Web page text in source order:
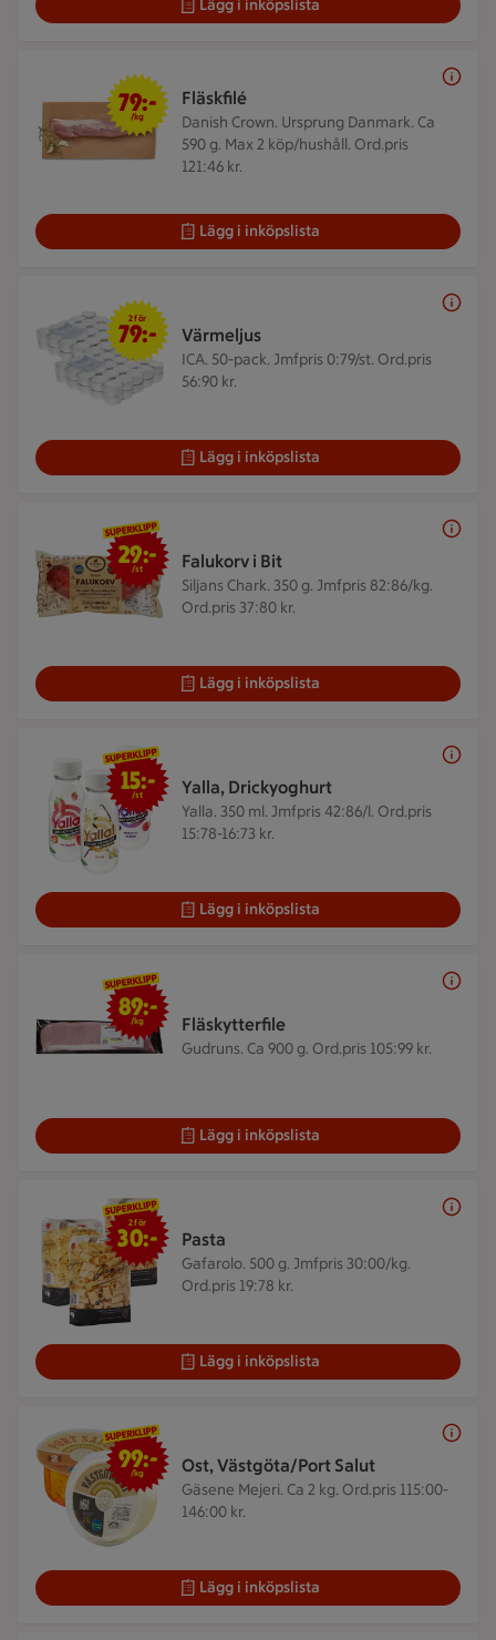
Lägg i inköpslista
Fläskfilé
Danish Crown. Ursprung Danmark. Ca
590 g. Max 2 köp/hushåll. Ord.pris
121:46 kr.
79 kr/kg
79:-
/kg
Lägg i inköpslista
Värmeljus
ICA. 50-pack. Jmfpris 0:79/st. Ord.pris
56:90 kr.
2 för 79 kr
2 för
79:-
Lägg i inköpslista
Falukorv i Bit
Siljans Chark. 350 g. Jmfpris 82:86/kg.
Ord.pris 37:80 kr.
29 kr/st
29:-
/st
Lägg i inköpslista
Yalla, Drickyoghurt
Yalla. 350 ml. Jmfpris 42:86/l. Ord.pris
15:78-16:73 kr.
15 kr/st
15:-
/st
Lägg i inköpslista
Fläskytterfile
Gudruns. Ca 900 g. Ord.pris 105:99 kr.
89 kr/kg
89:-
/kg
Lägg i inköpslista
Pasta
Gafarolo. 500 g. Jmfpris 30:00/kg.
Ord.pris 19:78 kr.
2 för 30 kr
2 för
30:-
Lägg i inköpslista
Ost, Västgöta/Port Salut
Gäsene Mejeri. Ca 2 kg. Ord.pris 115:00-
146:00 kr.
99 kr/kg
99:-
/kg
Lägg i inköpslista